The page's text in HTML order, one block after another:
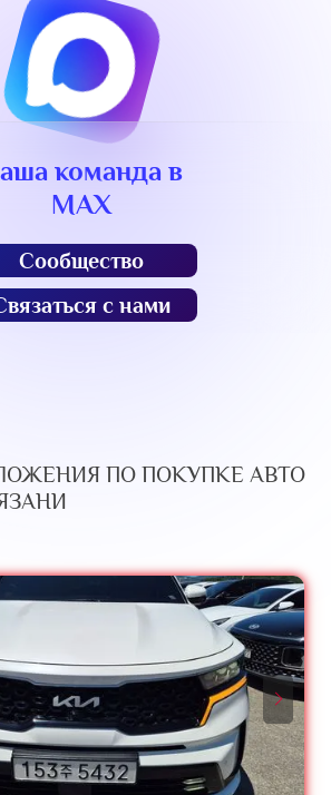
команда в
MAX
Сообщество
с нами
ПО ПОКУПКЕ АВТО